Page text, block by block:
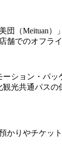
（Meituan）
でのオフライ
ション・パッ
観光共通パス
かりやチケッ